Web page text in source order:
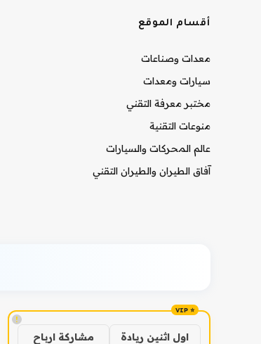
أقسام الموقع
معدات وصناعات
سيارات ومعدات
مختبر معرفة التقني
منوعات التقنية
عالم المحركات والسيارات
آفاق الطيران والطيران التقني
!
اول اثنين ريادة
مشاركة ارباح